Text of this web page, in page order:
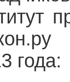
года: